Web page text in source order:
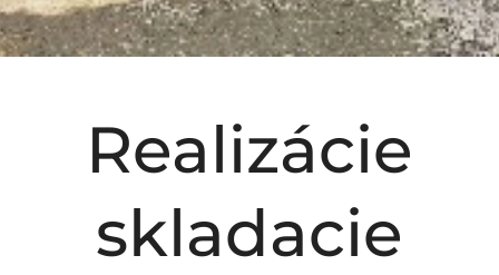
Realizácie
skladacie